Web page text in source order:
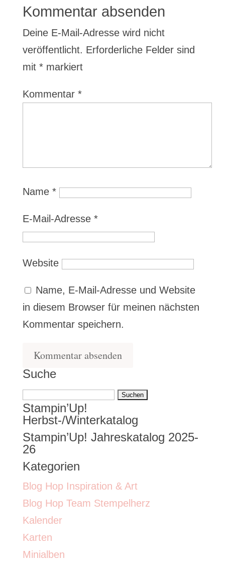
Kommentar absenden
Deine E-Mail-Adresse wird nicht
veröffentlicht. Erforderliche Felder sind
mit *markiert
Kommentar *
Name *
E-Mail-Adresse *
Website
Name, E-Mail-Adresse und Website
in diesem Browser für meinen nächsten
Kommentar speichern.
Suche
Suchen
nach:
Stampin’Up!
Herbst-/Winterkatalog
Stampin’Up! Jahreskatalog 2025-
26
Kategorien
Blog Hop Inspiration & Art
Blog Hop Team Stempelherz
Kalender
Karten
Minialben